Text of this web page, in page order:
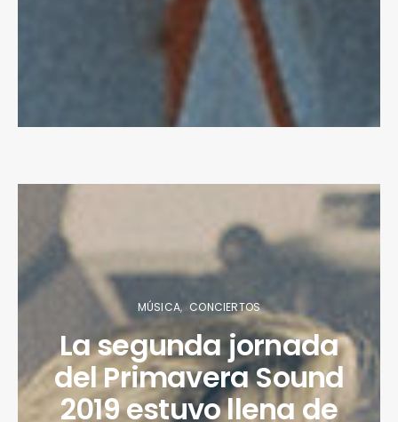
MÚSICA CONCIERTOS
La segunda jornada
del Primavera Sound
2019 estuvo llena de